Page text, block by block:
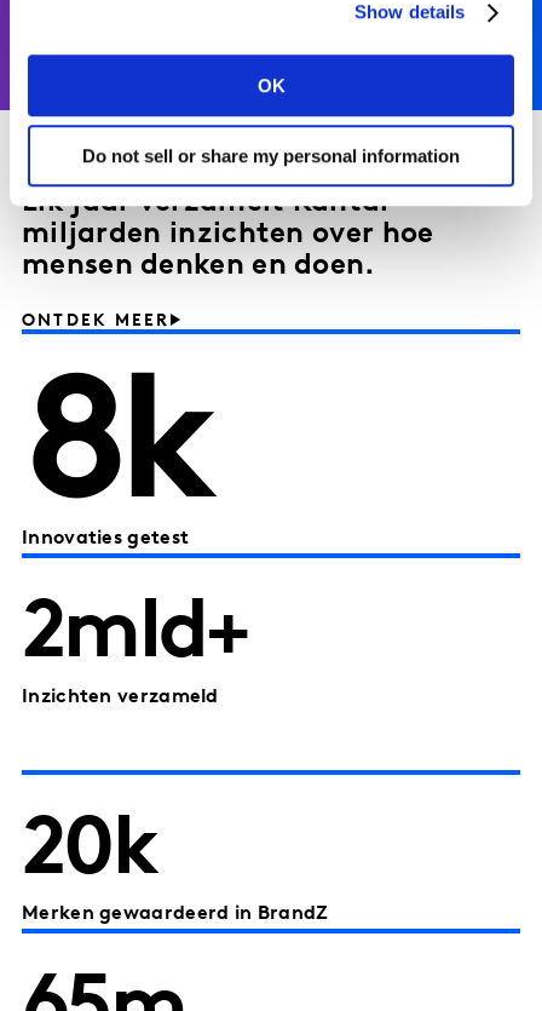
Show details
OK
Do not sell or share my personal information
Elk jaar verzamelt Kantar
miljarden inzichten over hoe
mensen denken en doen.
ONTDEK MEER
8k
Innovaties getest
2mld+
Inzichten verzameld
20k
Merken gewaardeerd in BrandZ